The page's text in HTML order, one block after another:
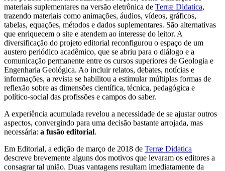
materiais suplementares na versão eletrônica de Terræ Didatica,
trazendo materiais como animações, áudios, vídeos, gráficos,
tabelas, equações, métodos e dados suplementares. São alternativas
que enriquecem o site e atendem ao interesse do leitor. A
diversificação do projeto editorial reconfigurou o espaço de um
austero periódico acadêmico, que se abriu para o diálogo e a
comunicação permanente entre os cursos superiores de Geologia e
Engenharia Geológica. Ao incluir relatos, debates, notícias e
informações, a revista se habilitou a estimular múltiplas formas de
reflexão sobre as dimensões científica, técnica, pedagógica e
político-social das profissões e campos do saber.
A experiência acumulada revelou a necessidade de se ajustar outros
aspectos, convergindo para uma decisão bastante arrojada, mas
necessária: a fusão editorial.
Em Editorial, a edição de março de 2018 de Terræ Didatica
descreve brevemente alguns dos motivos que levaram os editores a
consagrar tal união. Duas vantagens resultam imediatamente da